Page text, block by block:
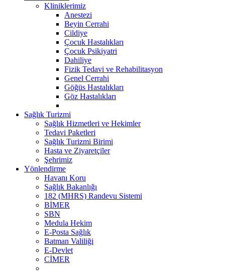
Kliniklerimiz
Anestezi
Beyin Cerrahi
Cildiye
Çocuk Hastalıkları
Çocuk Psikiyatri
Dahiliye
Fizik Tedavi ve Rehabilitasyon
Genel Cerrahi
Göğüs Hastalıkları
Göz Hastalıkları
Sağlık Turizmi
Sağlık Hizmetleri ve Hekimler
Tedavi Paketleri
Sağlık Turizmi Birimi
Hasta ve Ziyaretçiler
Şehrimiz
Yönlendirme
Havanı Koru
Sağlık Bakanlığı
182 (MHRS) Randevu Sistemi
BİMER
SBN
Medula Hekim
E-Posta Sağlık
Batman Valiliği
E-Devlet
CİMER